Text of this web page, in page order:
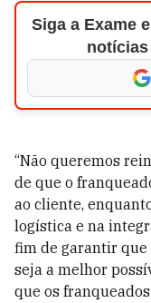
Siga a Exame
“Não queremos
de que o
ao cliente,
logística e na
fim de garantir que
seja a melhor
que os